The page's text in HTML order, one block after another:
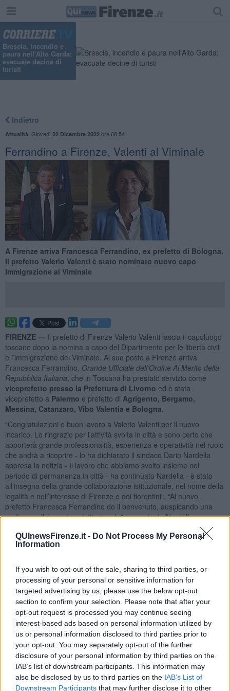
QUInewsFirenze.it - Do Not Process My Personal
Information
If you wish to opt-out of the sale, sharing to third parties, or
processing of your personal or sensitive information for
targeted advertising by us, please use the below opt-out
section to confirm your selection. Please note that after your
opt-out request is processed you may continue seeing
interest-based ads based on personal information utilized by
us or personal information disclosed to third parties prior to
your opt-out. You may separately opt-out of the further
disclosure of your personal information by third parties on the
IAB’s list of downstream participants. This information may
also be disclosed by us to third parties on the IAB’s List of
Downstream Participants that may further disclose it to other
Brescia, incendio e
paura nell'Alto Garda:
evacuate decine di
turisti
Indietro
Attualità Giovedì 22 Dicembre 2022ore 08:54
Ferrandino a Firenze, Valenti al Viminale
A Firenze arriva Francesca Ferrandino, ex prefetto di Bologna.
Il prefetto Valerio Valenti è stato nominato nuovo capo
Immigrazione al Viminale
FIRENZE — Il prefetto di Firenze Valerio Valenti lascia il capoluogo
toscano dopo la nomina a capo del Dipartimento per le libertà civili
e l’immigrazione del Viminale. Al suo posto a Firenze arriva
Francesca Ferrandino, Grande Ufficiale dell'Ordine Al Merito della
Repubblica Italiana , che in Toscana ha prestato servizio come
viceprefetto presso la Prefettura di Livorno ed è stata
viceprefetto a Palermo e prefetto di Agrigento, Bergamo,
Messina, Catanzaro, Vibo Valentia e Bologna
“Congratulazioni e buon lavoro a Valerio Valenti per il nuovo
incarico. Lo ringrazio per l’attività svolta in città e sono certo che
apporterà grande professionalità, esperienza e operatività nel ruolo
che andrà a ricoprire - lo ha dichiarato il sindaco Dario Nardella
appresa la notizia - Il lavoro che abbiamo svolto insieme nel
periodo di permanenza in città - ha continuato Nardella - è stato
all’insegna della grande collaborazione istituzionale, nel nome della
legalità e nell’interesse di Firenze e dei fiorentini”. “Al nuovo
prefetto Francesca Ferrandino do il benvenuto, auspicando una
proficua collaborazione istituzionale” ha aggiunto Nardella.
del diploma di laurea in Giurisprudenza. Entrata nella carriera
prefettizia nell'Aprile del 1989, allaPrefettura di Milano, dove,
addetta all'Ufficio di Gabinetto, ha disimpegnato le funzioni
connesse al "Comitato metropolitano" e quelle di responsabile
dell'Ufficio Affari Comunali e Provinciali. Da Febbraio 1993 ha
lavorato presso laPrefettura di Savona, dove ha svolto le funzioni
di dirigente dell'Ufficio Depenalizzazione. Da Maggio 1994 è stata
destinata allaPrefettura di Genovaed ha diretto, in qualità di
responsabile, l'Ufficio Affari concernenti le Autonomie Locali,
nonché l'Ufficio Sfratti.Di nuovo a Milanodal 1996 oltre le funzioni
responsabile dell'Ufficio Sfrattie dell'Ufficio Affari concernenti
le Autonomie Locali, ha svolto l'incarico di Vice Dirigente dell'Ufficio